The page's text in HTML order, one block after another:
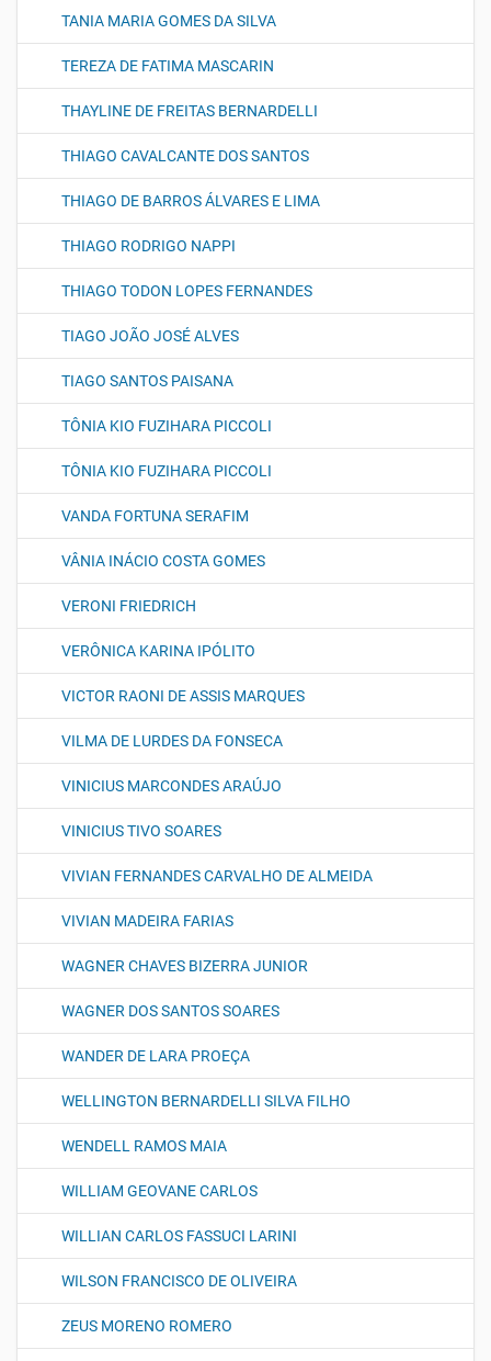
TANIA MARIA GOMES DA SILVA
TEREZA DE FATIMA MASCARIN
THAYLINE DE FREITAS BERNARDELLI
THIAGO CAVALCANTE DOS SANTOS
THIAGO DE BARROS ÁLVARES E LIMA
THIAGO RODRIGO NAPPI
THIAGO TODON LOPES FERNANDES
TIAGO JOÃO JOSÉ ALVES
TIAGO SANTOS PAISANA
TÔNIA KIO FUZIHARA PICCOLI
TÔNIA KIO FUZIHARA PICCOLI
VANDA FORTUNA SERAFIM
VÂNIA INÁCIO COSTA GOMES
VERONI FRIEDRICH
VERÔNICA KARINA IPÓLITO
VICTOR RAONI DE ASSIS MARQUES
VILMA DE LURDES DA FONSECA
VINICIUS MARCONDES ARAÚJO
VINICIUS TIVO SOARES
VIVIAN FERNANDES CARVALHO DE ALMEIDA
VIVIAN MADEIRA FARIAS
WAGNER CHAVES BIZERRA JUNIOR
WAGNER DOS SANTOS SOARES
WANDER DE LARA PROEÇA
WELLINGTON BERNARDELLI SILVA FILHO
WENDELL RAMOS MAIA
WILLIAM GEOVANE CARLOS
WILLIAN CARLOS FASSUCI LARINI
WILSON FRANCISCO DE OLIVEIRA
ZEUS MORENO ROMERO